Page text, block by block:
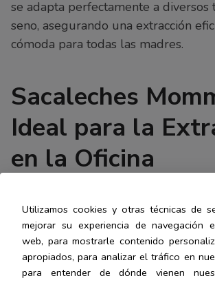
se adapta perfectamente a diversos
seno, asegurando una extracción
cómoda para todas las madres.
Sacaleches
Ideal para la
en la Oficina
cables ni enchufes, el sacaleches
perfecto para las madres que
leche en la oficina o en movimiento.
Utilizamos cookies y otras técnicas de
mejorar su experiencia de navegación
web, para mostrarle contenido
apropiados, para analizar el tráfico en
para entender de dónde vienen